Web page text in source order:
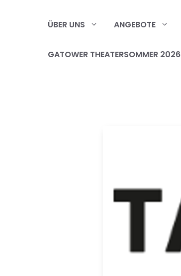
ÜBER UNS ANGEBOTE
GATOWER THEATERSOMMER 2026